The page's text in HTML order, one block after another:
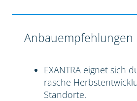
Anbauempfehlungen
EXANTRA eignet sich
rasche
Standorte.